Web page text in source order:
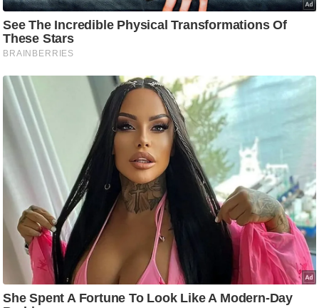
हॉ
ली
वु
फि
ल्म
स
r
e
a
k
n